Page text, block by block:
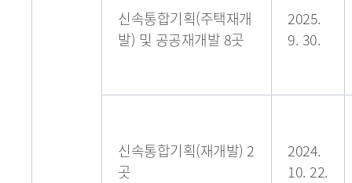
신속통합기획(주택재개
발) 및 공공재개발 8곳
2025.
9. 30.
신속통합기획(재개발) 2
곳
2024.
10. 22.